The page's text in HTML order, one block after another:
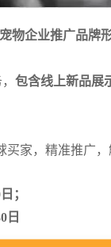
物企业推广品牌
包含线上新品展
买家，精准推广
；
日